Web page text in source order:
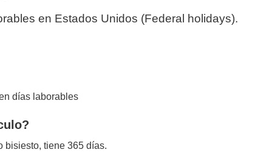
en Estados Unidos (Federal holidays).
días laborables
bisiesto, tiene 365 días.